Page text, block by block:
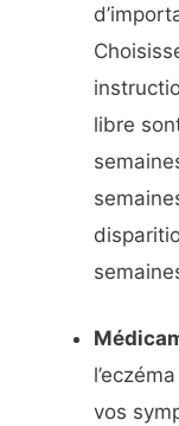
libre
vos